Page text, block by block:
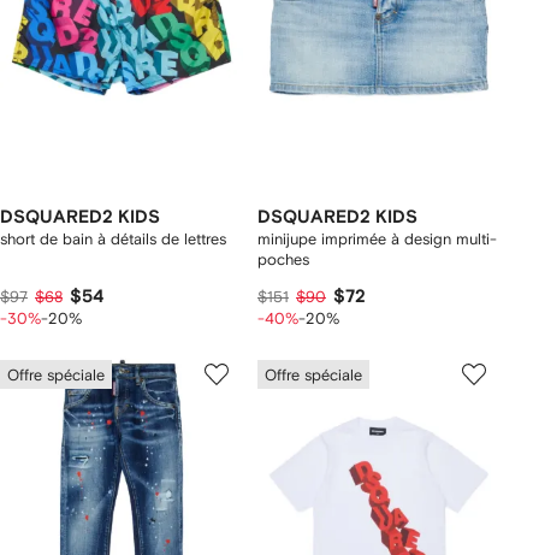
DSQUARED2 KIDS
short de bain à détails de lettres
$97 $68 $54
-30%-20%
DSQUARED2 KIDS
minijupe imprimée à design multi-
poches
$151 $90 $72
-40%-20%
Offre spéciale Offre spéciale